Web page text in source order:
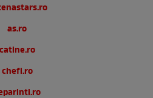
as.ro
catine.ro
chefi.ro